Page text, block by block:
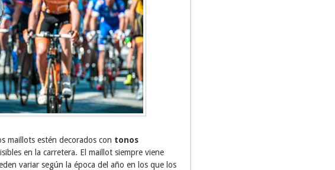
maillots estén decorados con tonos
en la carretera. El maillot siempre viene
variar según la época del año en los que los